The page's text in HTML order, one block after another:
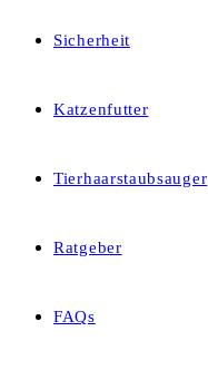
Sicherheit
Katzenfutter
Tierhaarstaubsauger
Ratgeber
FAQs